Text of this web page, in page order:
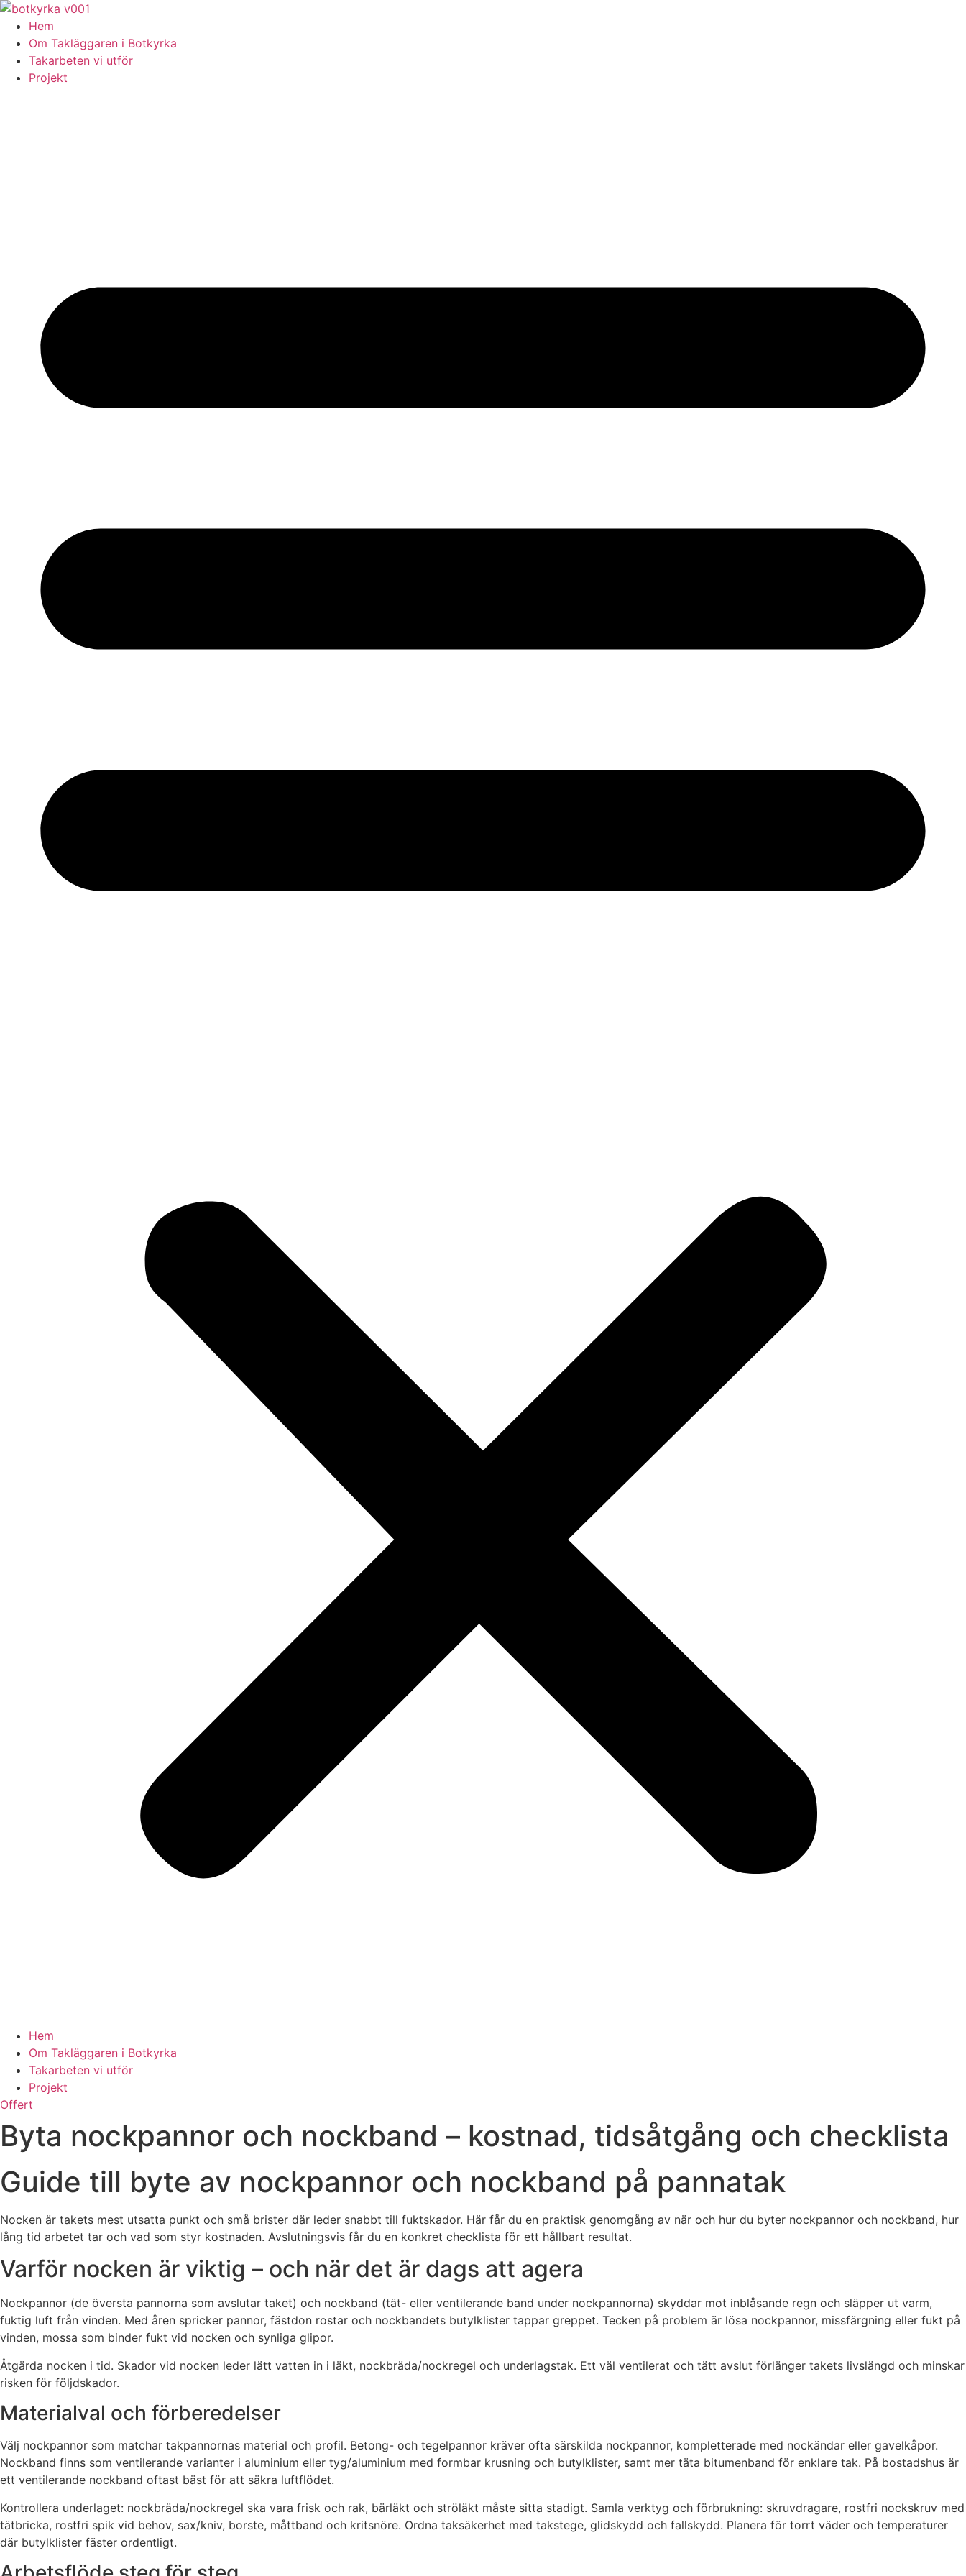
Skip
content
Hem
Om Takläggaren i Botkyrka
Takarbeten vi utför
Projekt
Hem
Om Takläggaren i Botkyrka
Takarbeten vi utför
Projekt
Offert
Byta nockpannor och nockband – kostnad, tidsåtgång och checklista
Guide till byte av nockpannor och nockband på pannatak
Nocken är takets mest utsatta punkt och små brister där leder snabbt till fuktskador. Här får du en praktisk genomgång av när och hur du byter nockpannor och nockband, hur
lång tid arbetet tar och vad som styr kostnaden. Avslutningsvis får du en konkret checklista för ett hållbart resultat.
Varför nocken är viktig – och när det är dags att agera
Nockpannor (de översta pannorna som avslutar taket) och nockband (tät- eller ventilerande band under nockpannorna) skyddar mot inblåsande regn och släpper ut varm,
fuktig luft från vinden. Med åren spricker pannor, fästdon rostar och nockbandets butylklister tappar greppet. Tecken på problem är lösa nockpannor, missfärgning eller fukt på
vinden, mossa som binder fukt vid nocken och synliga glipor.
Åtgärda nocken i tid. Skador vid nocken leder lätt vatten in i läkt, nockbräda/nockregel och underlagstak. Ett väl ventilerat och tätt avslut förlänger takets livslängd och minskar
risken för följdskador.
Materialval och förberedelser
Välj nockpannor som matchar takpannornas material och profil. Betong- och tegelpannor kräver ofta särskilda nockpannor, kompletterade med nockändar eller gavelkåpor.
Nockband finns som ventilerande varianter i aluminium eller tyg/aluminium med formbar krusning och butylklister, samt mer täta bitumenband för enklare tak. På bostadshus är
ett ventilerande nockband oftast bäst för att säkra luftflödet.
Kontrollera underlaget: nockbräda/nockregel ska vara frisk och rak, bärläkt och ströläkt måste sitta stadigt. Samla verktyg och förbrukning: skruvdragare, rostfri nockskruv med
tätbricka, rostfri spik vid behov, sax/kniv, borste, måttband och kritsnöre. Ordna taksäkerhet med takstege, glidskydd och fallskydd. Planera för torrt väder och temperaturer
där butylklister fäster ordentligt.